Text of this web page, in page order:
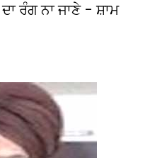
ਰੰਗ ਨਾ ਜਾਣੇ – ਸ਼ਾਮ